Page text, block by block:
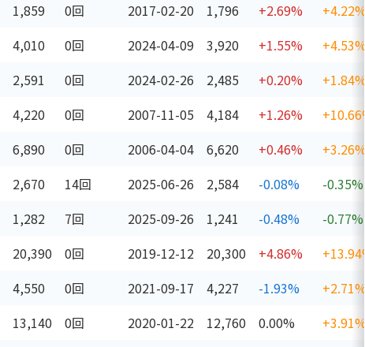
1,859 0回 2017-02-20 1,796 +2.69% +4.22%
4,010 0回 2024-04-09 3,920 +1.55% +4.53%
2,591 0回 2024-02-26 2,485 +0.20% +1.84%
4,220 0回 2007-11-05 4,184 +1.26% +10.66%
6,890 0回 2006-04-04 6,620 +0.46% +3.26%
2,670 14回 2025-06-26 2,584 -0.08% -0.35%
1,282 7回 2025-09-26 1,241 -0.48% -0.77%
20,390 0回 2019-12-12 20,300 +4.86% +13.94%
4,550 0回 2021-09-17 4,227 -1.93% +2.71%
13,140 0回 2020-01-22 12,760 0.00% +3.91%